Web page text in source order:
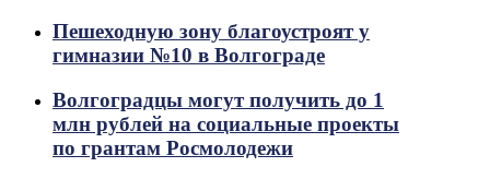
Пешеходную зону благоустроят у
гимназии №10 в Волгограде
Волгоградцы могут получить до 1
млн рублей на социальные проекты
по грантам Росмолодежи